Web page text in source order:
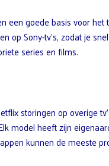
een goede basis voor het
op Sony-tv’s, zodat je
series en films.
storingen op overige
model heeft zijn
kunnen de meeste